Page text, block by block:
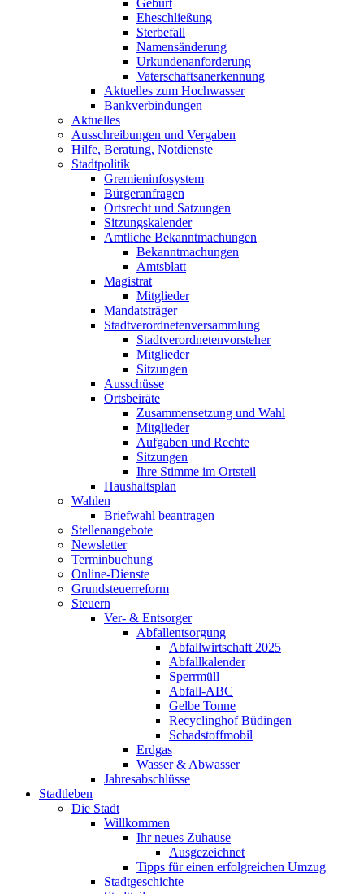
Geburt
Eheschließung
Sterbefall
Namensänderung
Urkundenanforderung
Vaterschaftsanerkennung
Aktuelles zum Hochwasser
Bankverbindungen
Aktuelles
Ausschreibungen und Vergaben
Hilfe, Beratung, Notdienste
Stadtpolitik
Gremieninfosystem
Bürgeranfragen
Ortsrecht und Satzungen
Sitzungskalender
Amtliche Bekanntmachungen
Bekanntmachungen
Amtsblatt
Magistrat
Mitglieder
Mandatsträger
Stadtverordnetenversammlung
Stadtverordnetenvorsteher
Mitglieder
Sitzungen
Ausschüsse
Ortsbeiräte
Zusammensetzung und Wahl
Mitglieder
Aufgaben und Rechte
Sitzungen
Ihre Stimme im Ortsteil
Haushaltsplan
Wahlen
Briefwahl beantragen
Stellenangebote
Newsletter
Terminbuchung
Online-Dienste
Grundsteuerreform
Steuern
Ver- & Entsorger
Abfallentsorgung
Abfallwirtschaft 2025
Abfallkalender
Sperrmüll
Abfall-ABC
Gelbe Tonne
Recyclinghof Büdingen
Schadstoffmobil
Erdgas
Wasser & Abwasser
Jahresabschlüsse
Stadtleben
Die Stadt
Willkommen
Ihr neues Zuhause
Ausgezeichnet
Tipps für einen erfolgreichen Umzug
Stadtgeschichte